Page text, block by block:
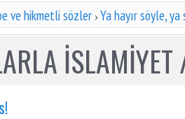
ve hikmetli sözler Ya hayır söyle, ya